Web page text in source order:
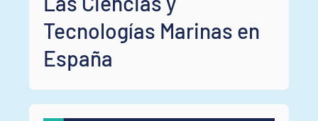
Tecnologías Marinas en
España